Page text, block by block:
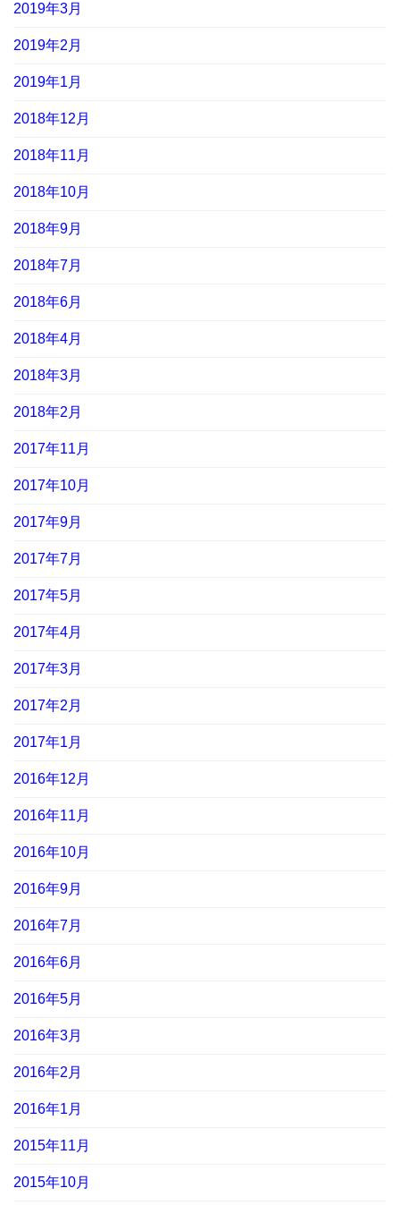
2019年3月
2019年2月
2019年1月
2018年12月
2018年11月
2018年10月
2018年9月
2018年7月
2018年6月
2018年4月
2018年3月
2018年2月
2017年11月
2017年10月
2017年9月
2017年7月
2017年5月
2017年4月
2017年3月
2017年2月
2017年1月
2016年12月
2016年11月
2016年10月
2016年9月
2016年7月
2016年6月
2016年5月
2016年3月
2016年2月
2016年1月
2015年11月
2015年10月